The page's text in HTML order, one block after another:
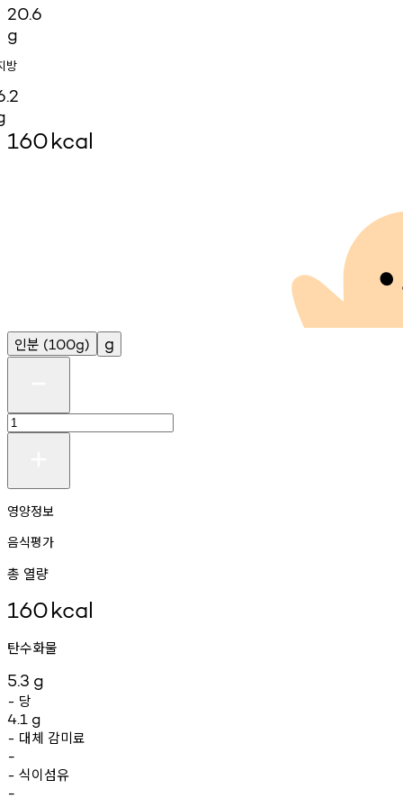
20.6
g
방
160kcal
인분 (100g) g
영양정보
음식평가
총 열량
160kcal
탄수화물
5.3 g
- 당
4.1 g
- 대체 감미료
-
- 식이섬유
-